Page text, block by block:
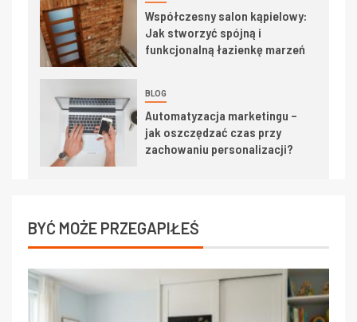
Współczesny salon kąpielowy:
Jak stworzyć spójną i
funkcjonalną łazienkę marzeń
BLOG
Automatyzacja marketingu –
jak oszczędzać czas przy
zachowaniu personalizacji?
BYĆ MOŻE PRZEGAPIŁEŚ